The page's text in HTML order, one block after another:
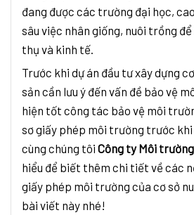
đang được các trường đại học,
sâu việc nhân giống, nuôi trồng
thụ và kinh tế.
Trước khi dự án đầu tư xây dựng
sản cần lưu ý đến vấn đề bảo vệ
hiện tốt công tác bảo vệ môi
sơ giấy phép môi trường trước
cùng chúng tôi Công ty Môi trường
hiểu để biết thêm chi tiết về các
giấy phép môi trường của cơ sở
bài viết này nhé!